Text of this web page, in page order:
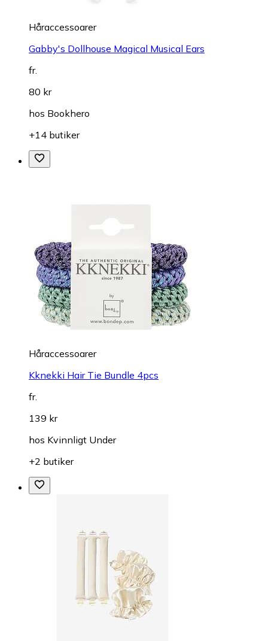
Håraccessoarer
Gabby's Dollhouse Magical Musical Ears
fr.
80 kr
hos Bookhero
+14 butiker
Håraccessoarer
Kknekki Hair Tie Bundle 4pcs
fr.
139 kr
hos Kvinnligt Under
+2 butiker